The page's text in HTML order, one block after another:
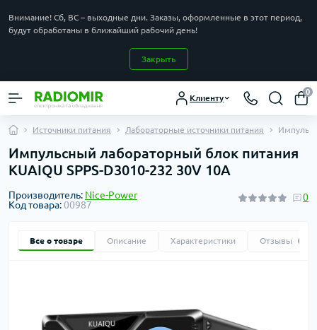
Внимание! Сб, ВС – выходные дни. Заказы, оформленные в этот период,
будут обработаны в ближайший рабочий день!
Закрыть
Клиенту
0
Источники питания Лабораторные источники питания
Импульсный лабораторный блок питания
KUAIQU SPPS-D3010-232 30V 10A
Производитель: Nice-Power
Код товара:00987
0
Все о товаре Описание Характеристики Отзывы